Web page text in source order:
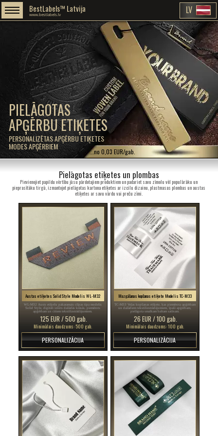
PIELĀGOTAS
APĢĒRBU ETIĶETES
PERSONALIZĒTAS APĢĒRBU ETIĶETES
MODES APĢĒRBIEM
BestLabels™ Latvija
www.bestlabels.lv LV
...no 0,03 EUR/gab.
Pielāgotas etiķetes un plombas
Pievienojiet papildu vērtību jūsu pārdotajiem produktiem un padariet savu zīmolu vēl populārāku un
pieprasītāku tirgū, izmantojot pielāgotas kartona etiķetes ar izcilu dizainu, plastmasas plombas un austas
etiķetes ar savu vārdu vai preču zīmi.
Austas etiķetes Solid Style Modelis WL-M32
WL-M32 Austs etiķešu pakaramais cilpas tipa modelis
Solid Style, digitāli izšūts dažādās krāsās, piemērots
apģērbam un citiem tekstilizstrādājumiem.
125 EUR / 500 gab.
Minimālais daudzums: 500 gab.
PERSONALIZĀCIJA
Mazgāšanas kopšanas etiķete Modelis TC-M33
TC-M33 Veļas kopšanas etiķete, kas piemērota apģērbam
un dažādiem tekstilizstrādājumiem, īpaši apģērbam,
pielāgota smalkam baltam satīnam.
26 EUR / 100 gab.
Minimālais daudzums: 100 gab.
PERSONALIZĀCIJA